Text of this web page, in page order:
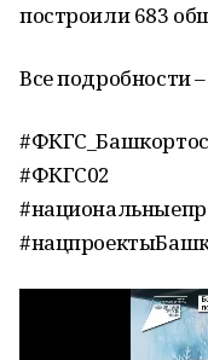
построили 683
Все подробности
#ФКГС02